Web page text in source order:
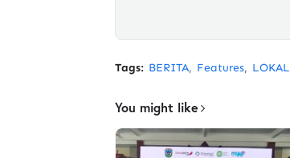
Tags: BERITA Features LOKAL
You might like